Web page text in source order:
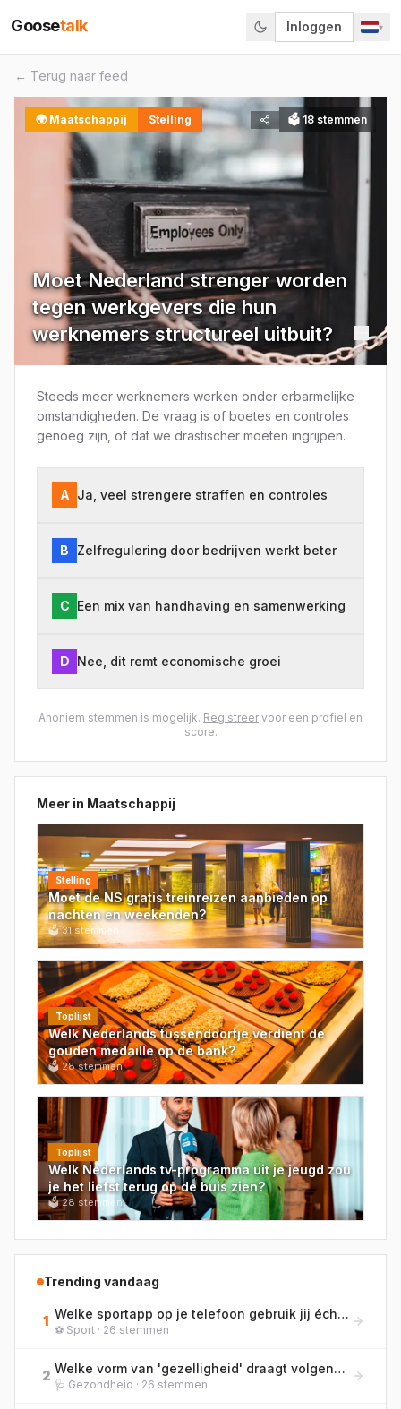
Goosetalk Inloggen ▾
← Terug naar feed
🌍 Maatschappij Stelling 🗳 18 stemmen
Moet Nederland strenger worden
tegen werkgevers die hun
werknemers structureel uitbuit?
Steeds meer werknemers werken onder erbarmelijke
omstandigheden. De vraag is of boetes en controles
genoeg zijn, of dat we drastischer moeten ingrijpen.
A Ja, veel strengere straffen en controles
B Zelfregulering door bedrijven werkt beter
C Een mix van handhaving en samenwerking
D Nee, dit remt economische groei
Anoniem stemmen is mogelijk. Registreer voor een profiel en
score.
Meer in Maatschappij
Stelling
Moet de NS gratis treinreizen aanbieden op
nachten en weekenden?
🗳31 stemmen
Toplijst
Welk Nederlands tussendoortje verdient de
gouden medaille op de bank?
🗳28 stemmen
Toplijst
Welk Nederlands tv-programma uit je jeugd zou
je het liefst terug op de buis zien?
🗳28 stemmen
Trending vandaag
1 Welke sportapp op je telefoon gebruik jij écht het meest?
⚽ Sport · 26 stemmen
2 Welke vorm van 'gezelligheid' draagt volgens jou het meest bij aan je welzijn?
🩺 Gezondheid · 26 stemmen